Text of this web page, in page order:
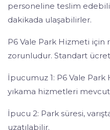
personeline teslim
dakikada ulaşabilirler.
P6 Vale Park Hizmeti için
zorunludur. Standart ücret
İpucumuz 1: P6 Vale
yıkama hizmetleri
İpucu 2: Park süresi,
uzatılabilir.